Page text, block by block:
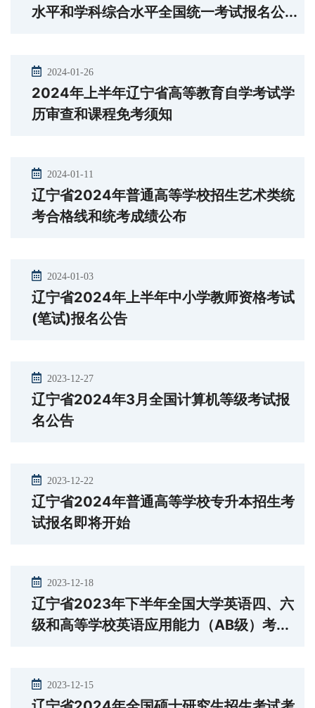
水平和学科综合水平全国统一考试报名公...
2024-01-26
2024年上半年辽宁省高等教育自学考试学
历审查和课程免考须知
2024-01-11
辽宁省2024年普通高等学校招生艺术类统
考合格线和统考成绩公布
2024-01-03
辽宁省2024年上半年中小学教师资格考试
(笔试)报名公告
2023-12-27
辽宁省2024年3月全国计算机等级考试报
名公告
2023-12-22
辽宁省2024年普通高等学校专升本招生考
试报名即将开始
2023-12-18
辽宁省2023年下半年全国大学英语四、六
级和高等学校英语应用能力（AB级）考...
2023-12-15